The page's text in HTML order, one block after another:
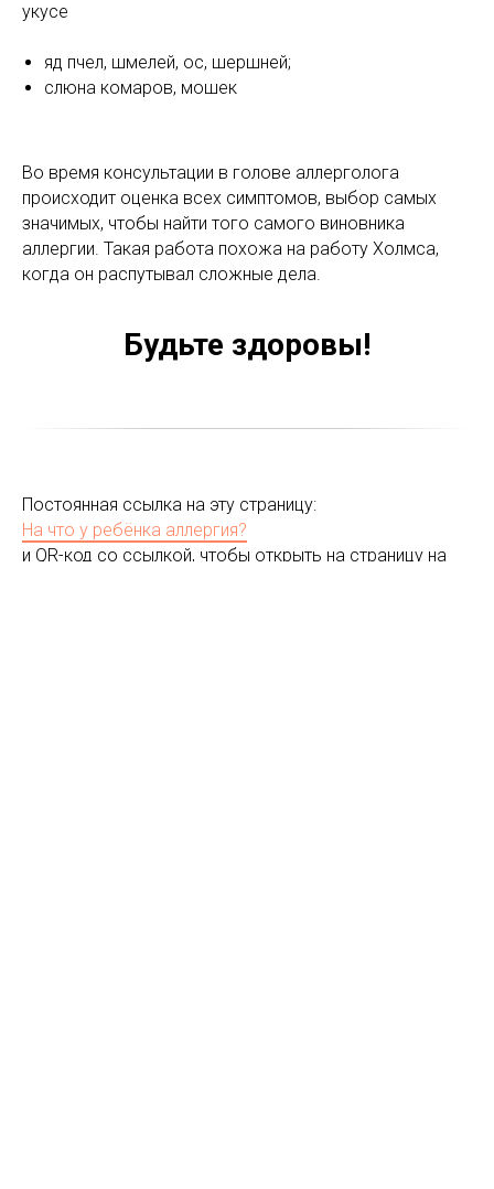
укусе
яд пчел, шмелей, ос, шершней;
слюна комаров, мошек
Во время консультации в голове аллерголога
происходит оценка всех симптомов, выбор самых
значимых, чтобы найти того самого виновника
аллергии. Такая работа похожа на работу Холмса,
когда он распутывал сложные дела.
Будьте здоровы!
Постоянная ссылка на эту страницу:
На что у ребёнка аллергия?
и QR-код со ссылкой, чтобы открыть на страницу на